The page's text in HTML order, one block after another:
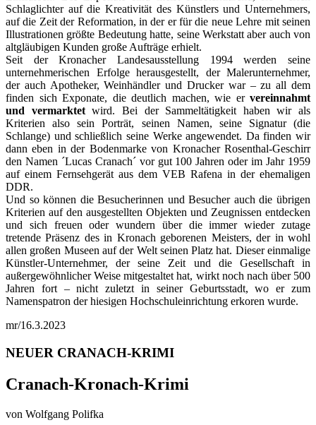
Schlaglichter auf die Kreativität des Künstlers und Unternehmers,
auf die Zeit der Reformation, in der er für die neue Lehre mit seinen
Illustrationen größte Bedeutung hatte, seine Werkstatt aber auch von
altgläubigen Kunden große Aufträge erhielt.
Seit der Kronacher Landesausstellung 1994 werden seine
unternehmerischen Erfolge herausgestellt, der Malerunternehmer,
der auch Apotheker, Weinhändler und Drucker war – zu all dem
finden sich Exponate, die deutlich machen, wie er vereinnahmt
und vermarktetwird. Bei der Sammeltätigkeit haben wir als
Kriterien also sein Porträt, seinen Namen, seine Signatur (die
Schlange) und schließlich seine Werke angewendet. Da finden wir
dann eben in der Bodenmarke von Kronacher Rosenthal-Geschirr
den Namen ´Lucas Cranach´ vor gut 100 Jahren oder im Jahr 1959
auf einem Fernsehgerät aus dem VEB Rafena in der ehemaligen
DDR.
Und so können die Besucherinnen und Besucher auch die übrigen
Kriterien auf den ausgestellten Objekten und Zeugnissen entdecken
und sich freuen oder wundern über die immer wieder zutage
tretende Präsenz des in Kronach geborenen Meisters, der in wohl
allen großen Museen auf der Welt seinen Platz hat. Dieser einmalige
Künstler-Unternehmer, der seine Zeit und die Gesellschaft in
außergewöhnlicher Weise mitgestaltet hat, wirkt noch nach über 500
Jahren fort – nicht zuletzt in seiner Geburtsstadt, wo er zum
Namenspatron der hiesigen Hochschuleinrichtung erkoren wurde.
mr/16.3.2023
NEUER CRANACH-KRIMI
Cranach-Kronach-Krimi
von Wolfgang Polifka